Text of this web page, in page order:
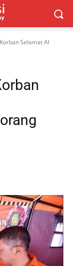
Selamat Al